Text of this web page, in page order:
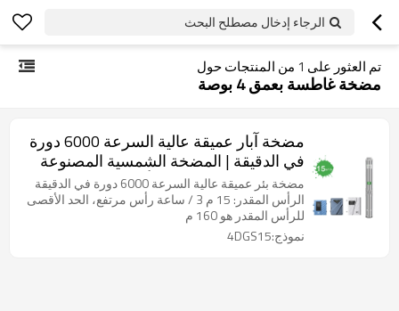
الرجاء إدخال مصطلح البحث
تم العثور على 1 من المنتجات حول
مضخة غاطسة بعمق 4 بوصة
مضخة آبار عميقة عالية السرعة 6000 دورة
في الدقيقة | المضخة الشمسية المصنوعة
من الفولاذ المقاوم للصدأ AC DC | مضخة
الآبار الغاطسة للري | الشركة المصنعة
لمضخة المياه
مضخة بئر عميقة عالية السرعة 6000 دورة في الدقيقة
الرأس المقدر: 15 م 3 / ساعة رأس مرتفع، الحد الأقصى
للرأس المقدر هو 160 م
نموذج:4DGS15